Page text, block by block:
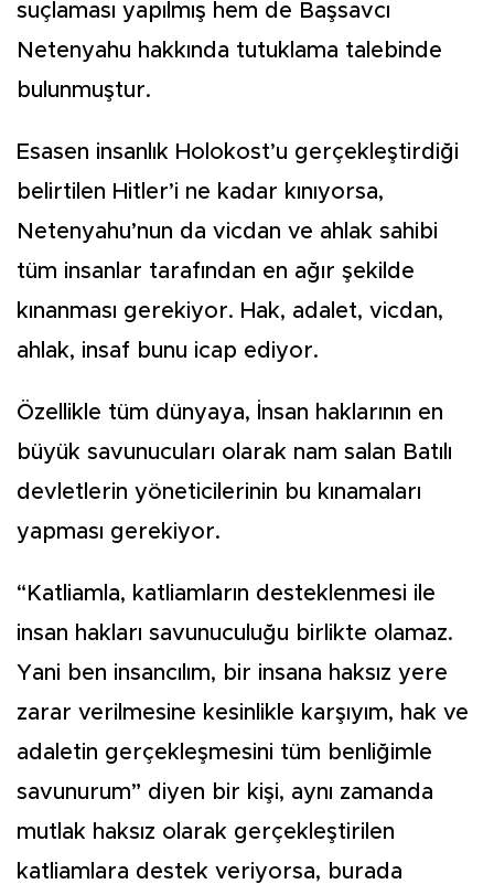
suçlaması yapılmış hem de Başsavcı
Netenyahu hakkında tutuklama talebinde
bulunmuştur.
Esasen insanlık Holokost’u gerçekleştirdiği
belirtilen Hitler’i ne kadar kınıyorsa,
Netenyahu’nun da vicdan ve ahlak sahibi
tüm insanlar tarafından en ağır şekilde
kınanması gerekiyor. Hak, adalet, vicdan,
ahlak, insaf bunu icap ediyor.
Özellikle tüm dünyaya, İnsan haklarının en
büyük savunucuları olarak nam salan Batılı
devletlerin yöneticilerinin bu kınamaları
yapması gerekiyor.
“Katliamla, katliamların desteklenmesi ile
insan hakları savunuculuğu birlikte olamaz.
Yani ben insancılım, bir insana haksız yere
zarar verilmesine kesinlikle karşıyım, hak ve
adaletin gerçekleşmesini tüm benliğimle
savunurum” diyen bir kişi, aynı zamanda
mutlak haksız olarak gerçekleştirilen
katliamlara destek veriyorsa, burada